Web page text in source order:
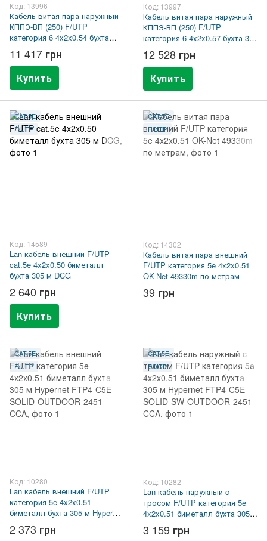
Код: 13996
Кабель витая пара наружный
КППЭ-ВП (250) F/UTP
категория 6 4x2x0.54 бухта
305 м OK-Net 7934018m305
11 417 грн
Купить
Код: 13997
Кабель витая пара наружный
КППЭ-ВП (250) F/UTP
категория 6 4x2x0.57 бухта 305
м OK-Net 7934017m305
12 528 грн
Купить
CAT.5E
F/UTP
Код: 14589
Lan кабель внешний F/UTP
cat.5e 4x2x0.50 биметалл
бухта 305 м DCG
2 640 грн
Купить
CAT.5E
F/UTP
Код: 14302
Кабель витая пара внешний
F/UTP категория 5e 4x2x0.51
OK-Net 49330m по метрам
39 грн
CAT.5E
F/UTP
Код: 10280
Lan кабель внешний F/UTP
категория 5e 4x2x0.51
биметалл бухта 305 м Hypernet
FTP4-C5E-SOLID-OUTDOOR-
2451-CCA
2 373 грн
CAT.5E
F/UTP
Код: 10282
Lan кабель наружный c
тросом F/UTP категория 5e
4x2x0.51 биметалл бухта 305 м
Hypernet FTP4-C5E-SOLID-SW-
OUTDOOR-2451-CCA
3 159 грн